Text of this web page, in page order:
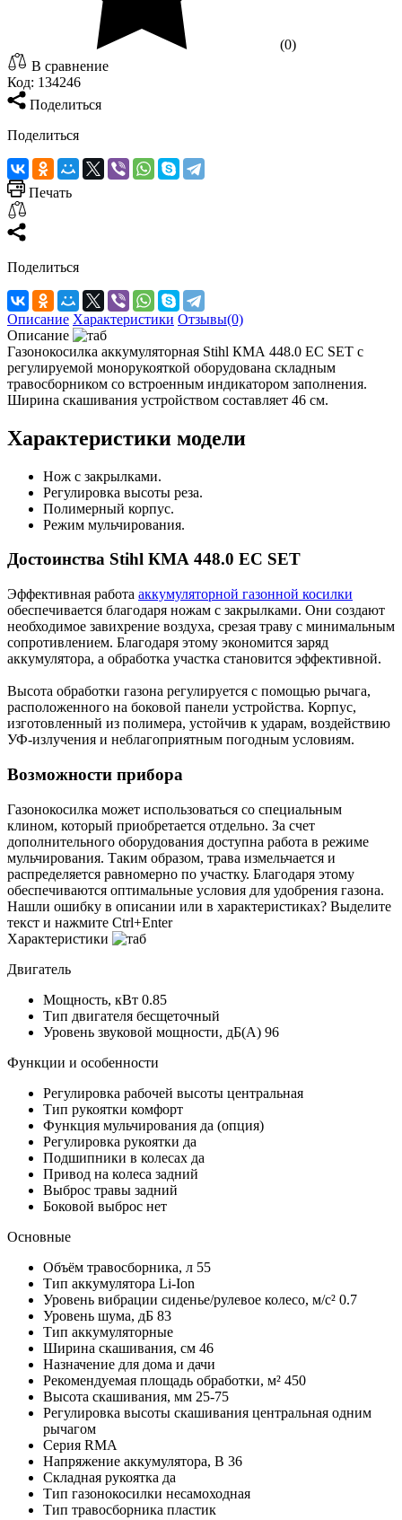
(0)
В сравнение
Код: 134246
Поделиться
Поделиться
Печать
Поделиться
Описание Характеристики Отзывы(0)
Описание
Газонокосилка аккумуляторная Stihl КМА 448.0 ЕС SET с
регулируемой монорукояткой оборудована складным
травосборником со встроенным индикатором заполнения.
Ширина скашивания устройством составляет 46 см.
Характеристики модели
Нож с закрылками.
Регулировка высоты реза.
Полимерный корпус.
Режим мульчирования.
Достоинства Stihl КМА 448.0 ЕС SET
Эффективная работа аккумуляторной газонной косилки
обеспечивается благодаря ножам с закрылками. Они создают
необходимое завихрение воздуха, срезая траву с минимальным
сопротивлением. Благодаря этому экономится заряд
аккумулятора, а обработка участка становится эффективной.
Высота обработки газона регулируется с помощью рычага,
расположенного на боковой панели устройства. Корпус,
изготовленный из полимера, устойчив к ударам, воздействию
УФ-излучения и неблагоприятным погодным условиям.
Возможности прибора
Газонокосилка может использоваться со специальным
клином, который приобретается отдельно. За счет
дополнительного оборудования доступна работа в режиме
мульчирования. Таким образом, трава измельчается и
распределяется равномерно по участку. Благодаря этому
обеспечиваются оптимальные условия для удобрения газона.
Нашли ошибку в описании или в характеристиках? Выделите
текст и нажмите Ctrl+Enter
Характеристики
Двигатель
Мощность, кВт 0.85
Тип двигателя бесщеточный
Уровень звуковой мощности, дБ(A) 96
Функции и особенности
Регулировка рабочей высоты центральная
Тип рукоятки комфорт
Функция мульчирования да (опция)
Регулировка рукоятки да
Подшипники в колесах да
Привод на колеса задний
Выброс травы задний
Боковой выброс нет
Основные
Объём травосборника, л 55
Тип аккумулятора Li-Ion
Уровень вибрации сиденье/рулевое колесо, м/с² 0.7
Уровень шума, дБ 83
Тип аккумуляторные
Ширина скашивания, см 46
Назначение для дома и дачи
Рекомендуемая площадь обработки, м² 450
Высота скашивания, мм 25-75
Регулировка высоты скашивания центральная одним
рычагом
Серия RMA
Напряжение аккумулятора, В 36
Складная рукоятка да
Тип газонокосилки несамоходная
Тип травосборника пластик